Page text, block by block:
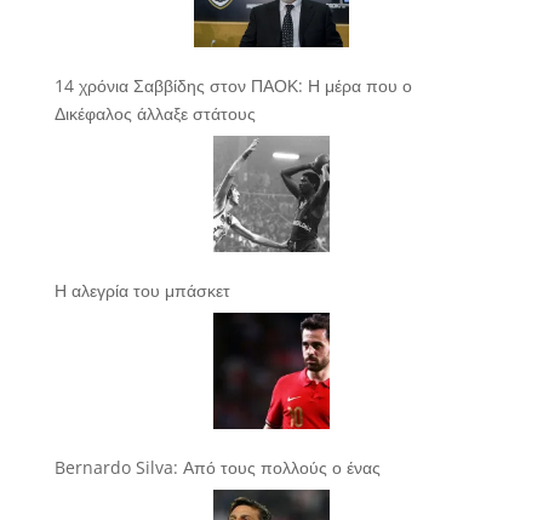
14 χρόνια Σαββίδης στον ΠΑΟΚ: Η μέρα που ο
Δικέφαλος άλλαξε στάτους
Η αλεγρία του μπάσκετ
Bernardo Silva: Από τους πολλούς ο ένας